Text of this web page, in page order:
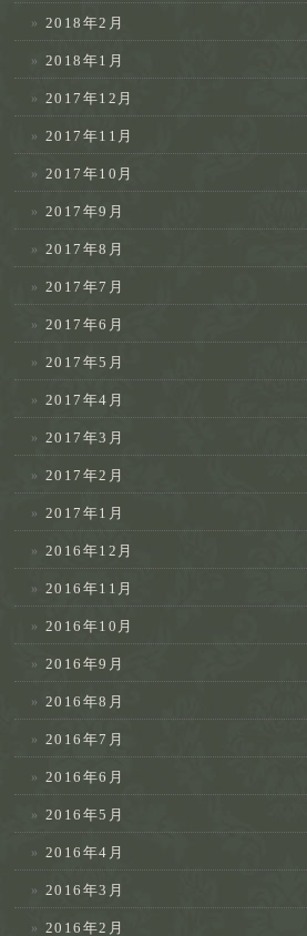
2018年2月
2018年1月
2017年12月
2017年11月
2017年10月
2017年9月
2017年8月
2017年7月
2017年6月
2017年5月
2017年4月
2017年3月
2017年2月
2017年1月
2016年12月
2016年11月
2016年10月
2016年9月
2016年8月
2016年7月
2016年6月
2016年5月
2016年4月
2016年3月
2016年2月